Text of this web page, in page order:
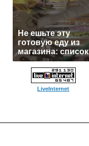
Не ешьте эту
готовую еду из
магазина: список
LiveInternet